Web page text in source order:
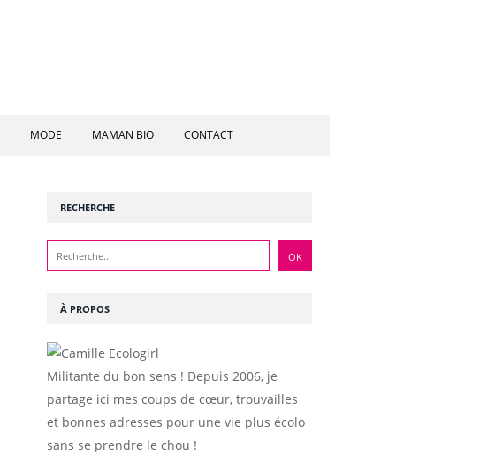
MODE MAMAN BIO CONTACT
RECHERCHE
À PROPOS
Militante du bon sens ! Depuis 2006, je
partage ici mes coups de cœur, trouvailles
et bonnes adresses pour une vie plus écolo
sans se prendre le chou !